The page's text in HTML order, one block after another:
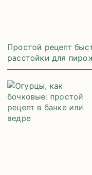
Простой рецепт
расстойки для